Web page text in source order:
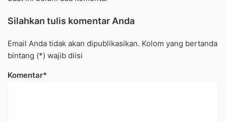
Silahkan tulis komentar Anda
Email Anda tidak akan dipublikasikan. Kolom yang bertanda
bintang (*) wajib diisi
Komentar*